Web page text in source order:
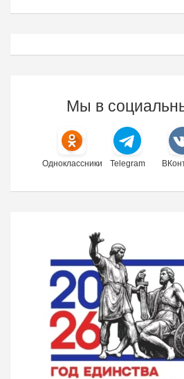
Мы в
Одноклассники Telegram